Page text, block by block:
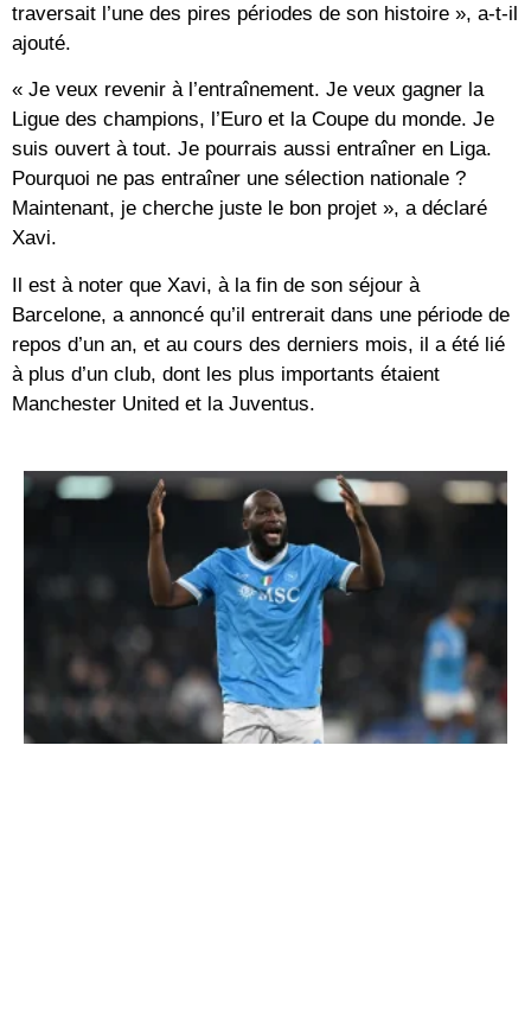
traversait l’une des pires périodes de son histoire », a-t-il
ajouté.
« Je veux revenir à l’entraînement. Je veux gagner la
Ligue des champions, l’Euro et la Coupe du monde. Je
suis ouvert à tout. Je pourrais aussi entraîner en Liga.
Pourquoi ne pas entraîner une sélection nationale ?
Maintenant, je cherche juste le bon projet », a déclaré
Xavi.
Il est à noter que Xavi, à la fin de son séjour à
Barcelone, a annoncé qu’il entrerait dans une période de
repos d’un an, et au cours des derniers mois, il a été lié
à plus d’un club, dont les plus importants étaient
Manchester United et la Juventus.